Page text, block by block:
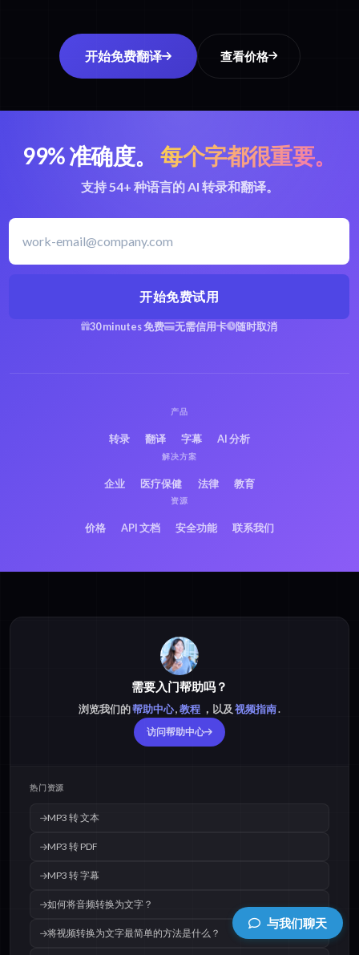
开始免费翻译 查看价格
99% 准确度。 每个字都很重要。
支持 54+ 种语言的 AI 转录和翻译。
开始免费试用
30 minutes 免费 无需信用卡 随时取消
产品
转录 翻译 字幕 AI 分析
解决方案
企业 医疗保健 法律 教育
资源
价格 API 文档 安全功能 联系我们
需要入门帮助吗？
浏览我们的帮助中心,教程 ，以及视频指南.
访问帮助中心
热门资源
MP3 转 文本
MP3 转 PDF
MP3 转 字幕
如何将音频转换为文字？
将视频转换为文字最简单的方法是什么？
与我们聊天